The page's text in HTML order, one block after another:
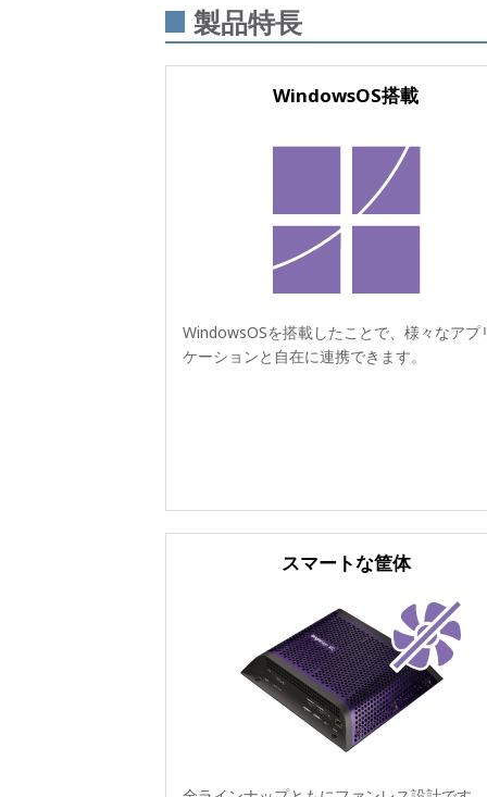
製品特長
WindowsOS搭載
WindowsOSを搭載したことで、様々なアプ
ケーションと自在に連携できます。
スマートな筐体